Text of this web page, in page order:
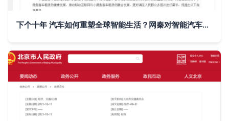
下个十年 汽车如何重塑全球智能生活？网秦对智能汽车产业链的持续投入与战略地位